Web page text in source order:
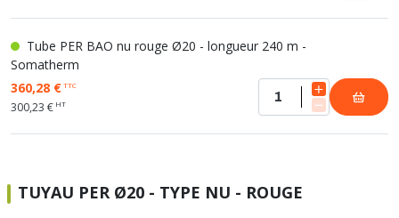
Tube PER BAO nu rouge Ø20 - longueur 240 m -
Somatherm
360,28 €TTC
300,23 € HT
TUYAU PER Ø20 - TYPE NU - ROUGE